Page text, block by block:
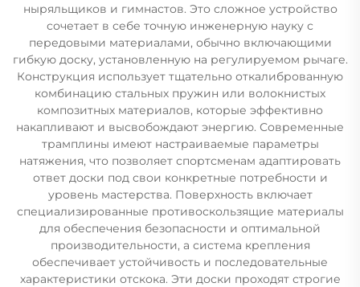
ныряльщиков и гимнастов. Это сложное устройство
сочетает в себе точную инженерную науку с
передовыми материалами, обычно включающими
гибкую доску, установленную на регулируемом рычаге.
Конструкция использует тщательно откалиброванную
комбинацию стальных пружин или волокнистых
композитных материалов, которые эффективно
накапливают и высвобождают энергию. Современные
трамплины имеют настраиваемые параметры
натяжения, что позволяет спортсменам адаптировать
ответ доски под свои конкретные потребности и
уровень мастерства. Поверхность включает
специализированные противоскользящие материалы
для обеспечения безопасности и оптимальной
производительности, а система крепления
обеспечивает устойчивость и последовательные
характеристики отскока. Эти доски проходят строгие